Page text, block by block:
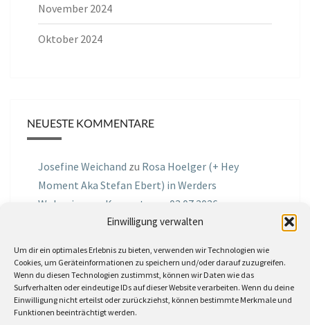
Einwilligung verwalten
Um dir ein optimales Erlebnis zu bieten, verwenden wir Technologien wie
Cookies, um Geräteinformationen zu speichern und/oder darauf zuzugreifen.
Wenn du diesen Technologien zustimmst, können wir Daten wie das
Surfverhalten oder eindeutige IDs auf dieser Website verarbeiten. Wenn du deine
Einwilligung nicht erteilst oder zurückziehst, können bestimmte Merkmale und
Funktionen beeinträchtigt werden.
November 2024
Oktober 2024
NEUESTE KOMMENTARE
Josefine Weichand zu Rosa Hoelger (+ Hey
Moment Aka Stefan Ebert) in Werders
Wohnzimmer Konzerte am 03.07.2026
Podcast Nr.01 vom 08.09.2025 mit Joe Astray
MIRI IN THE GREENzuMiri in the Green in der
Hemingway Lounge, am 30.05.2026